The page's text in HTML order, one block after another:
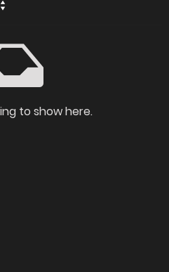
to show here.